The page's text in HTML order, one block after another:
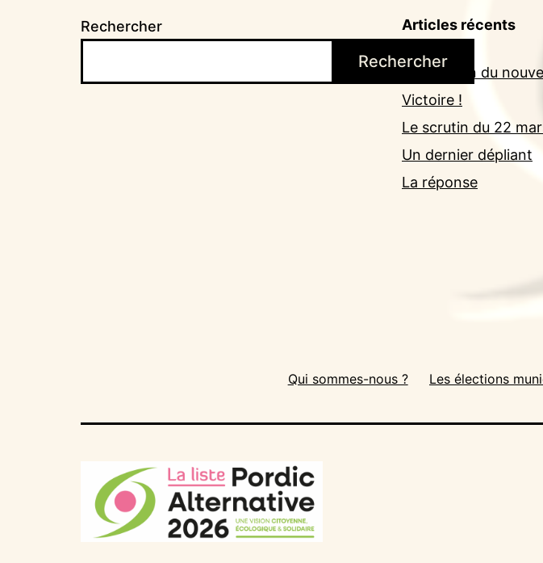
Rechercher
Rechercher
Articles récents
Installation du
Victoire !
Le scrutin du 22
Un dernier dépliant
La réponse
Qui sommes-nous ? Les élections